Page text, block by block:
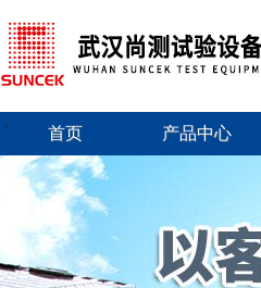
首页 产品中心